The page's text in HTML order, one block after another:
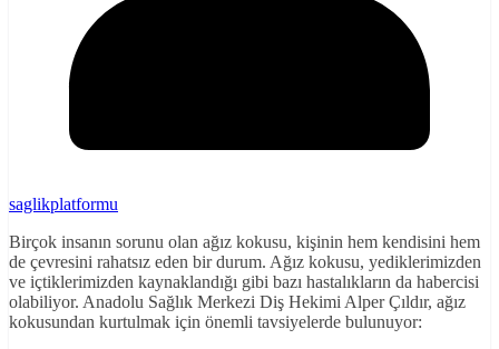
saglikplatformu
Birçok insanın sorunu olan ağız kokusu, kişinin hem kendisini hem
de çevresini rahatsız eden bir durum. Ağız kokusu, yediklerimizden
ve içtiklerimizden kaynaklandığı gibi bazı hastalıkların da habercisi
olabiliyor. Anadolu Sağlık Merkezi Diş Hekimi Alper Çıldır, ağız
kokusundan kurtulmak için önemli tavsiyelerde bulunuyor: